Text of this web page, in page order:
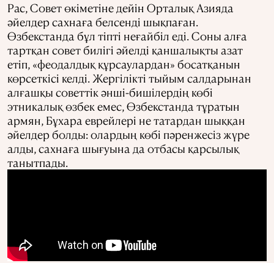
Рас, Совет өкіметіне дейін Орталық Азияда
әйелдер сахнаға белсенді шықпаған.
Өзбекстанда бұл тіпті неғайбіл еді. Соны алға
тартқан совет билігі әйелді қаншалықты азат
етіп, «феодалдық құрсаулардан» босатқанын
көрсеткісі келді. Жергілікті тыйым салдарынан
алғашқы советтік әнші-бишілердің көбі
этникалық өзбек емес, Өзбекстанда тұратын
армян, Бұхара еврейлері не татардан шыққан
әйелдер болды: олардың көбі пәренжесіз жүре
алды, сахнаға шығуына да отбасы қарсылық
танытпады.